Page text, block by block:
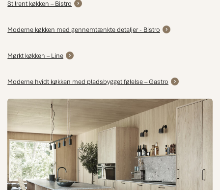
Stilrent køkken – Bistro
Moderne køkken med gennemtænkte detaljer - Bistro
Mørkt køkken – Line
Moderne hvidt køkken med pladsbygget følelse – Gastro